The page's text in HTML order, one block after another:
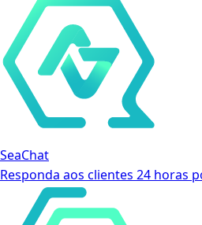
SeaChat
Responda aos clientes 24 horas